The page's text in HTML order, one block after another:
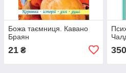
Божа таємниця. Кавано
Браян
21 ₴ 350